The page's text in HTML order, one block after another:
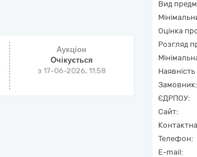
Аукціон
Очікується
з 17-06-2026, 11:58
Вид
Оцінка
Розгляд
Наявність
Замовник:
ЄДРПОУ:
Сайт:
Телефон:
E-mail: